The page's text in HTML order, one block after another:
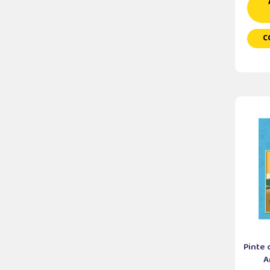
Pinte